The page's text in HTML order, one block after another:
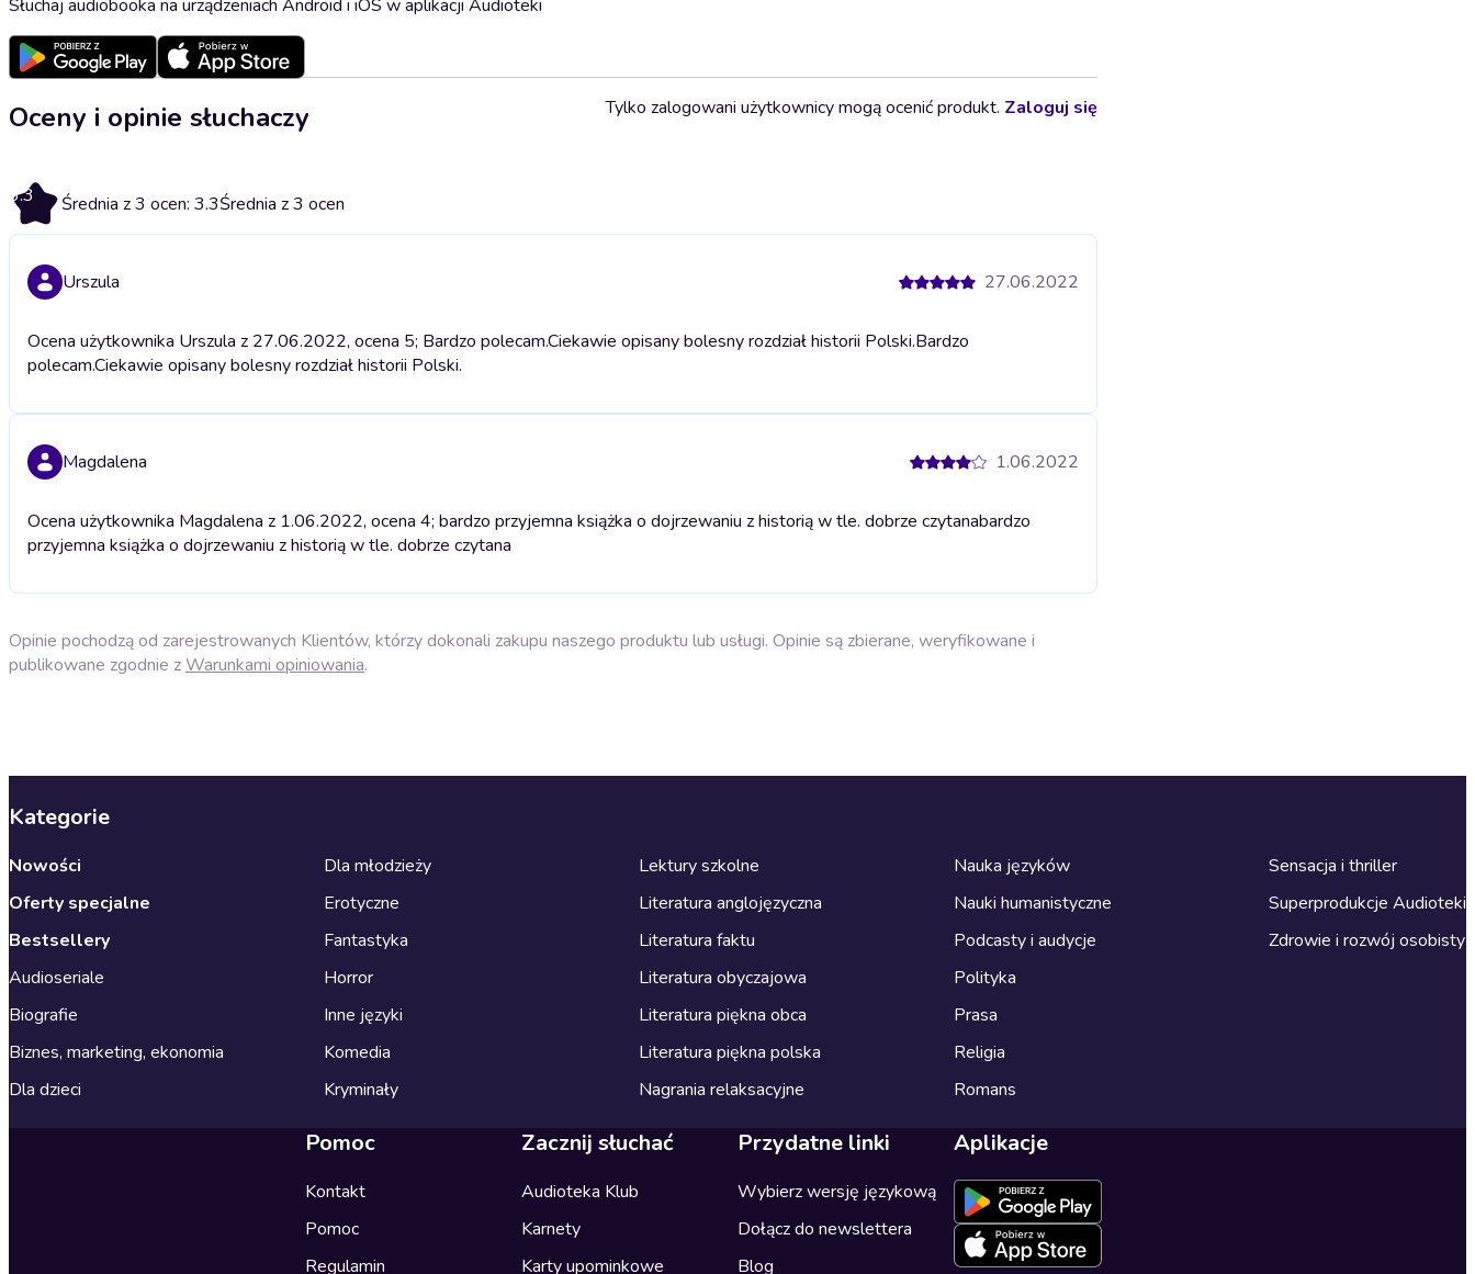
Słuchaj audiobooka na urządzeniach Android i iOS w aplikacji Audioteki
Oceny i opinie słuchaczy
3.3 Średnia z 3 ocen: 3.3Średnia z 3 ocen
Tylko zalogowani użytkownicy mogą ocenić produkt. Zaloguj się
Urszula 27.06.2022
Ocena użytkownika Urszula z 27.06.2022, ocena 5; Bardzo polecam.Ciekawie opisany bolesny rozdział historii Polski.Bardzo
polecam.Ciekawie opisany bolesny rozdział historii Polski.
Magdalena 1.06.2022
Ocena użytkownika Magdalena z 1.06.2022, ocena 4; bardzo przyjemna książka o dojrzewaniu z historią w tle. dobrze czytanabardzo
przyjemna książka o dojrzewaniu z historią w tle. dobrze czytana
Opinie pochodzą od zarejestrowanych Klientów, którzy dokonali zakupu naszego produktu lub usługi. Opinie są zbierane, weryfikowane i
publikowane zgodnie zWarunkami opiniowania.
Kategorie
Nowości
Oferty specjalne
Bestsellery
Audioseriale
Biografie
Biznes, marketing, ekonomia
Dla dzieci
Dla młodzieży
Erotyczne
Fantastyka
Horror
Inne języki
Komedia
Kryminały
Lektury szkolne
Literatura anglojęzyczna
Literatura faktu
Literatura obyczajowa
Literatura piękna obca
Literatura piękna polska
Nagrania relaksacyjne
Nauka języków
Nauki humanistyczne
Podcasty i audycje
Polityka
Prasa
Religia
Romans
Sensacja i thriller
Superprodukcje Audioteki
Zdrowie i rozwój osobisty
Pomoc
Kontakt
Pomoc
Regulamin
Zacznij słuchać
Audioteka Klub
Karnety
Karty upominkowe
Przydatne linki
Wybierz wersję językową
Dołącz do newslettera
Blog
Aplikacje